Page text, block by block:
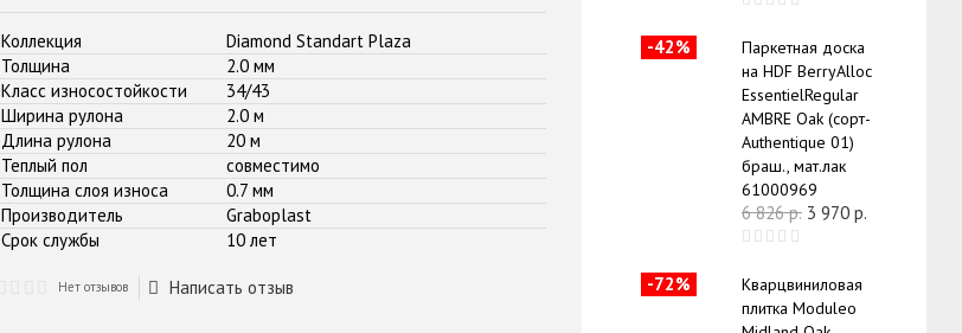
Коллекция
Diamond Standart Plaza
Толщина
2.0 мм
Класс износостойкости
34/43
Ширина рулона
2.0 м
Длина рулона
20 м
Теплый пол
совместимо
Толщина слоя износа
0.7 мм
Производитель
Graboplast
Срок службы
10 лет
Нет отзывов Написать отзыв
Паркетная доска
на HDF BerryAlloc
EssentielRegular
AMBRE Oak (сорт-
Authentique 01)
браш., мат.лак
61000969
6 826р. 3 970р.
-42%
Кварцвиниловая
плитка Moduleo
-72%